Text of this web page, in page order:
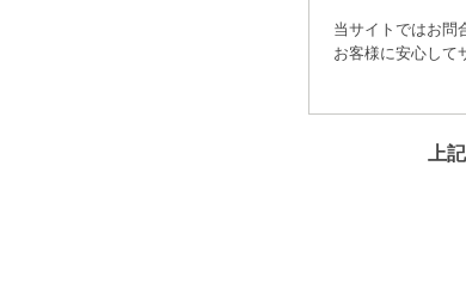
当サイトではお問
お客様に安心して
また、当サイト
らを利用させて
ッキーの受け入
上